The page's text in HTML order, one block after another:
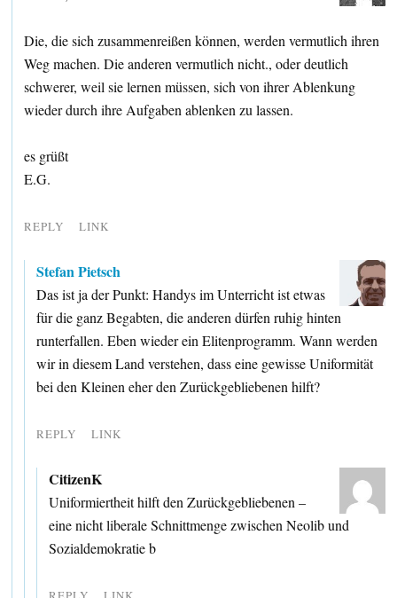
Die, die sich zusammenreißen können, werden vermutlich ihren
Weg machen. Die anderen vermutlich nicht., oder deutlich
schwerer, weil sie lernen müssen, sich von ihrer Ablenkung
wieder durch ihre Aufgaben ablenken zu lassen.
es grüßt
E.G.
REPLY LINK
Stefan Pietsch
Das ist ja der Punkt: Handys im Unterricht ist etwas
für die ganz Begabten, die anderen dürfen ruhig hinten
runterfallen. Eben wieder ein Elitenprogramm. Wann werden
wir in diesem Land verstehen, dass eine gewisse Uniformität
bei den Kleinen eher den Zurückgebliebenen hilft?
REPLY LINK
CitizenK
Uniformiertheit hilft den Zurückgebliebenen –
eine nicht liberale Schnittmenge zwischen Neolib und
Sozialdemokratie b